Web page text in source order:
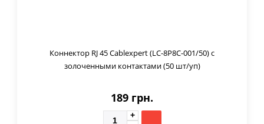
Коннектор RJ 45 Cablexpert (LC-8P8C-001/50) с
золоченными контактами (50 шт/уп)
189 грн.